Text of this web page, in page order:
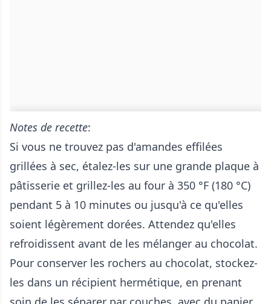
Notes de recette:
Si vous ne trouvez pas d'amandes effilées
grillées à sec, étalez-les sur une grande plaque à
pâtisserie et grillez-les au four à 350 °F (180 °C)
pendant 5 à 10 minutes ou jusqu'à ce qu'elles
soient légèrement dorées. Attendez qu'elles
refroidissent avant de les mélanger au chocolat.
Pour conserver les rochers au chocolat, stockez-
les dans un récipient hermétique, en prenant